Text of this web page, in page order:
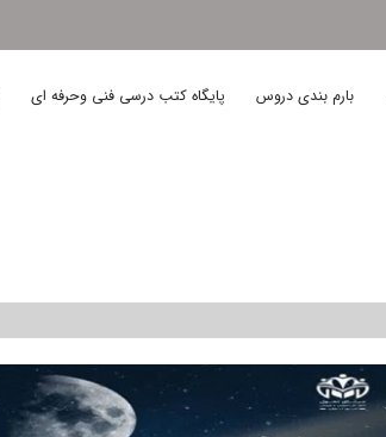
بارم بندی دروس پایگاه کتب درسی فنی وحرفه ای